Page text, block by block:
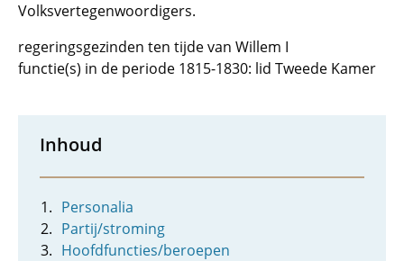
Volksvertegenwoordigers.
regeringsgezinden ten tijde van Willem I
functie(s) in de periode 1815-1830: lid Tweede Kamer
Inhoud
Personalia
Partij/stroming
Hoofdfuncties/beroepen